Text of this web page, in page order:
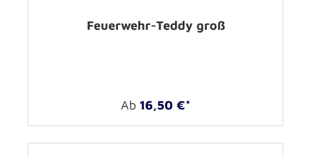
Feuerwehr-Teddy groß
Ab 16,50 €*